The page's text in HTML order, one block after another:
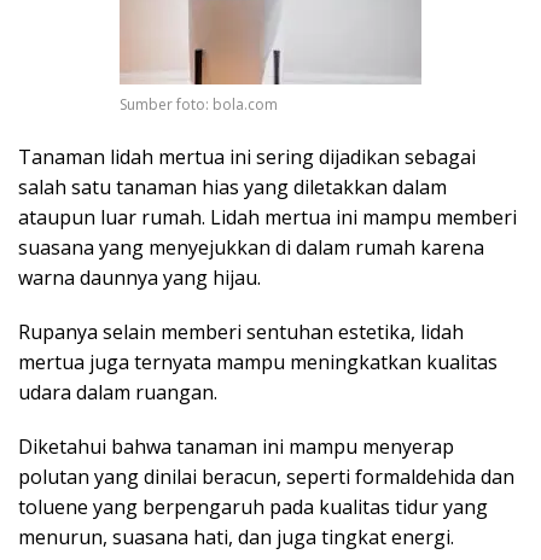
Sumber foto: bola.com
Tanaman lidah mertua ini sering dijadikan sebagai
salah satu tanaman hias yang diletakkan dalam
ataupun luar rumah. Lidah mertua ini mampu memberi
suasana yang menyejukkan di dalam rumah karena
warna daunnya yang hijau.
Rupanya selain memberi sentuhan estetika, lidah
mertua juga ternyata mampu meningkatkan kualitas
udara dalam ruangan.
Diketahui bahwa tanaman ini mampu menyerap
polutan yang dinilai beracun, seperti formaldehida dan
toluene yang berpengaruh pada kualitas tidur yang
menurun, suasana hati, dan juga tingkat energi.